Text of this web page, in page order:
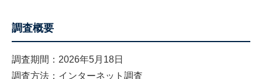
調査概要
調査期間：2026年5月18日
調査方法：インターネット調査